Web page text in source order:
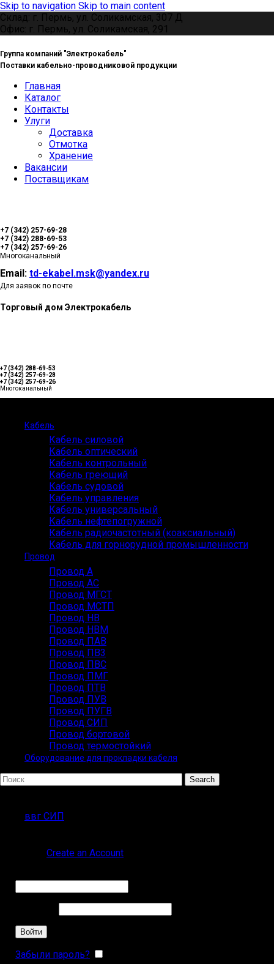
Skip to navigation Skip to main content
Склад: г. Пермь, ул. Соликамская, 307 Д
Офис: г. Пермь, ул. Соликамская, 291
Группа компаний "Электрокабель"
Поставки кабельно-проводниковой продукции
Главная
Каталог
Контакты
Улуги
Доставка
Отмотка
Хранение
Вакансии
Поставщикам
+7 (342) 257-69-28
+7 (342) 288-69-53
+7 (342) 257-69-26
Многоканальный
Email: td-ekabel.msk@yandex.ru
Для заявок по почте
Торговый дом Электрокабель
+7 (342) 288-69-53
+7 (342) 257-69-28
+7 (342) 257-69-26
Многоканальный
Кабель
Кабель силовой
Кабель оптический
Кабель контрольный
Кабель греющий
Кабель судовой
Кабель управления
Кабель универсальный
Кабель нефтепогружной
Кабель радиочастотный (коаксиальный)
Кабель для горнорудной промышленности
Провод
Провод А
Провод АС
Провод МГСТ
Провод МСТП
Провод НВ
Провод НВМ
Провод ПАВ
Провод ПВ3
Провод ПВС
Провод ПМГ
Провод ПТВ
Провод ПУВ
Провод ПУГВ
Провод СИП
Провод бортовой
Провод термостойкий
Оборудование для прокладки кабеля
Search
ввг СИП
Create an Account
Войти
Забыли пароль?